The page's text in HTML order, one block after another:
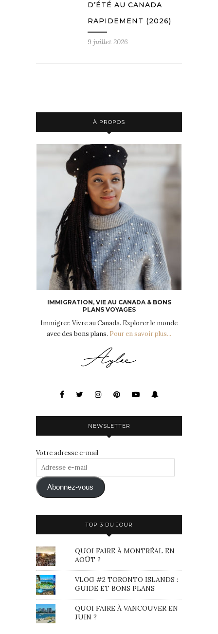
D’ÉTÉ AU CANADA
RAPIDEMENT (2026)
9 juillet 2026
À PROPOS
IMMIGRATION, VIE AU CANADA & BONS
PLANS VOYAGES
Immigrer. Vivre au Canada. Explorer le monde
avec des bons plans. Pour en savoir plus...
NEWSLETTER
Votre adresse e-mail
Adresse
mail Abonnez-vous
TOP 3 DU JOUR
QUOI FAIRE À MONTRÉAL EN
AOÛT ?
VLOG #2 TORONTO ISLANDS :
GUIDE ET BONS PLANS
QUOI FAIRE À VANCOUVER EN
JUIN ?